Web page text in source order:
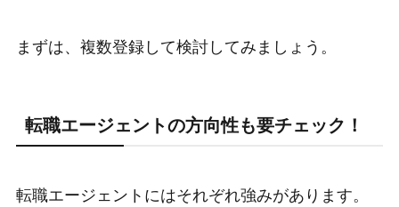
まずは、複数登録して検討してみましょう。
転職エージェントの方向性も要チェック！
転職エージェントにはそれぞれ強みがあります。